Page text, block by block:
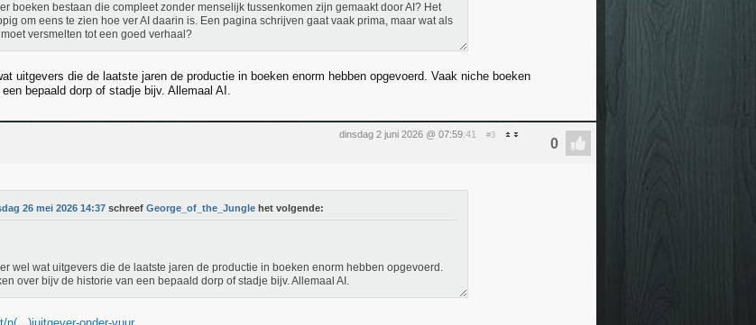
boeken bestaan die compleet zonder menselijk tussenkomen zijn gemaakt door AI? Het
om eens te zien hoe ver AI daarin is. Een pagina schrijven gaat vaak prima, maar wat als
versmelten tot een goed verhaal?
uitgevers die de laatste jaren de productie in boeken enorm hebben opgevoerd. Vaak niche boeken
bepaald dorp of stadje bijv. Allemaal AI.
dinsdag 2 juni 2026 @ 07:59:41 #3
26 mei 2026 14:37 schreef George_of_the_Jungle het volgende:
wel wat uitgevers die de laatste jaren de productie in boeken enorm hebben opgevoerd.
over bijv de historie van een bepaald dorp of stadje bijv. Allemaal AI.